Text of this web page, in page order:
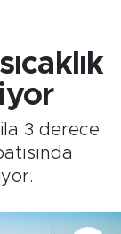
ila 3 derece